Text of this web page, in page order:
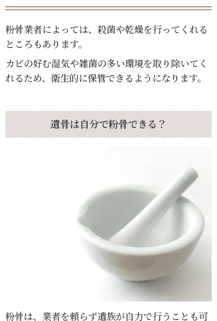
粉骨業者によっては、殺菌や乾燥を行ってくれる
ところもあります。
カビの好む湿気や雑菌の多い環境を取り除いてく
れるため、衛生的に保管できるようになります。
遺骨は自分で粉骨できる？
粉骨は、業者を頼らず遺族が自力で行うことも可